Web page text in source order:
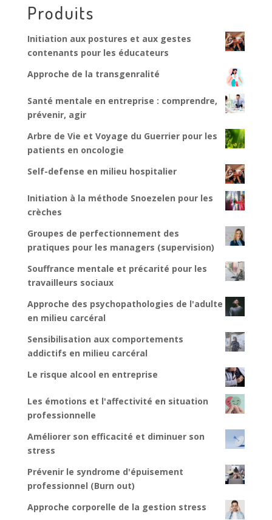
Produits
Initiation aux postures et aux gestes
contenants pour les éducateurs
Approche de la transgenralité
Santé mentale en entreprise : comprendre,
prévenir, agir
Arbre de Vie et Voyage du Guerrier pour les
patients en oncologie
Self-defense en milieu hospitalier
Initiation à la méthode Snoezelen pour les
crèches
Groupes de perfectionnement des
pratiques pour les managers (supervision)
Souffrance mentale et précarité pour les
travailleurs sociaux
Approche des psychopathologies de l'adulte
en milieu carcéral
Sensibilisation aux comportements
addictifs en milieu carcéral
Le risque alcool en entreprise
Les émotions et l'affectivité en situation
professionnelle
Améliorer son efficacité et diminuer son
stress
Prévenir le syndrome d'épuisement
professionnel (Burn out)
Approche corporelle de la gestion stress